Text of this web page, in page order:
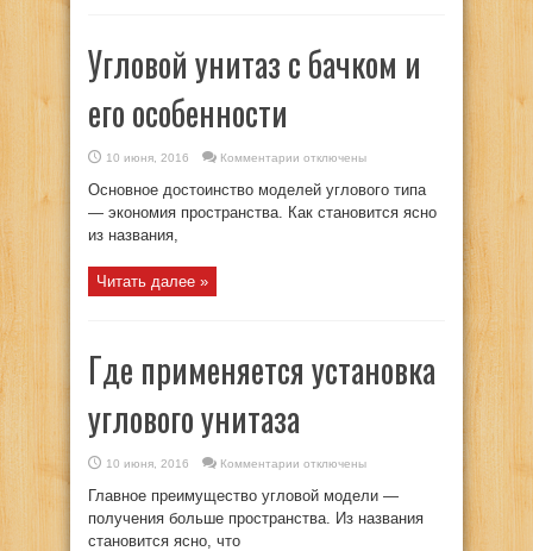
Угловой унитаз с бачком и
его особенности
10 июня, 2016 Комментарии
Угловой
унитаз
с
бачком
отключены
Основное достоинство моделей углового типа
— экономия пространства. Как становится ясно
из названия,
Читать далее »
Где применяется установка
углового унитаза
10 июня, 2016 Комментарии
Где
применяется
установка
углового
отключены
Главное преимущество угловой модели —
получения больше пространства. Из названия
становится ясно, что